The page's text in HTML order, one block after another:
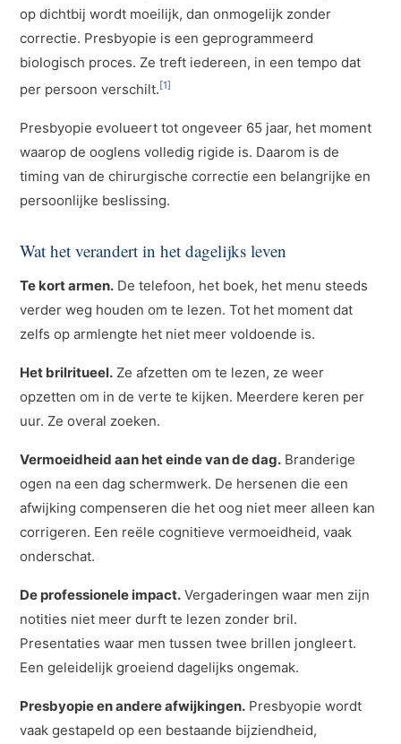
op dichtbij wordt moeilijk, dan onmogelijk zonder
correctie. Presbyopie is een geprogrammeerd
biologisch proces. Ze treft iedereen, in een tempo dat
per persoon verschilt. [1]
Presbyopie evolueert tot ongeveer 65 jaar, het moment
waarop de ooglens volledig rigide is. Daarom is de
timing van de chirurgische correctie een belangrijke en
persoonlijke beslissing.
Wat het verandert in het dagelijks leven
Te kort armen. De telefoon, het boek, het menu steeds
verder weg houden om te lezen. Tot het moment dat
zelfs op armlengte het niet meer voldoende is.
Het brilritueel. Ze afzetten om te lezen, ze weer
opzetten om in de verte te kijken. Meerdere keren per
uur. Ze overal zoeken.
Vermoeidheid aan het einde van de dag. Branderige
ogen na een dag schermwerk. De hersenen die een
afwijking compenseren die het oog niet meer alleen kan
corrigeren. Een reële cognitieve vermoeidheid, vaak
onderschat.
De professionele impact. Vergaderingen waar men zijn
notities niet meer durft te lezen zonder bril.
Presentaties waar men tussen twee brillen jongleert.
Een geleidelijk groeiend dagelijks ongemak.
Presbyopie en andere afwijkingen. Presbyopie wordt
vaak gestapeld op een bestaande bijziendheid,